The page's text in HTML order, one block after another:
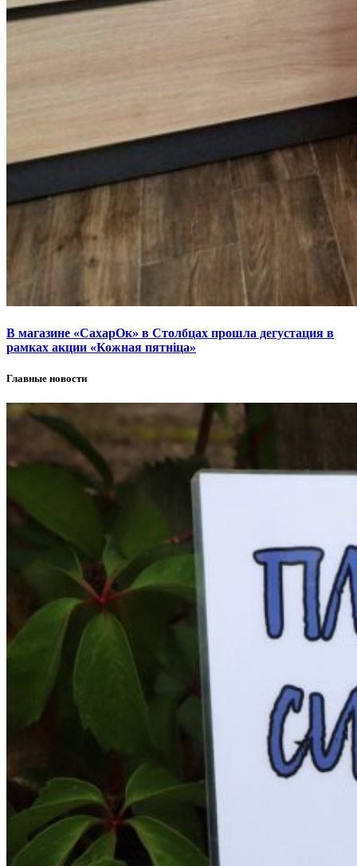
В магазине «СахарОк» в Столбцах прошла дегустация в
рамках акции «Кожная пятніца»
Главные новости